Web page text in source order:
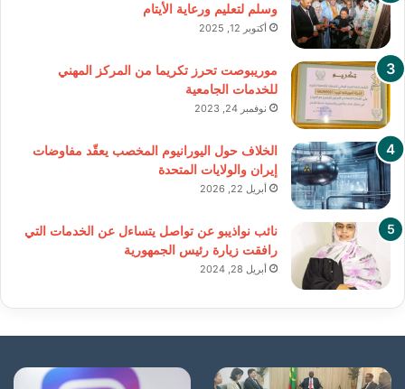
وسلم لتعليم ورعاية الأيتام
أكتوبر 12, 2025
موريبوصت تحرز تكريما من المركز المهني
للخدمات الجامعية
نوفمبر 24, 2023
الخلاف حول اليورانيوم المخصب يعقّد مفاوضات
إيران والولايات المتحدة
أبريل 22, 2026
نائب نواذيبو عن تواصل يتساءل عن الخدمات التي
رافقت زيارة رئيس الجمهورية
أبريل 28, 2024